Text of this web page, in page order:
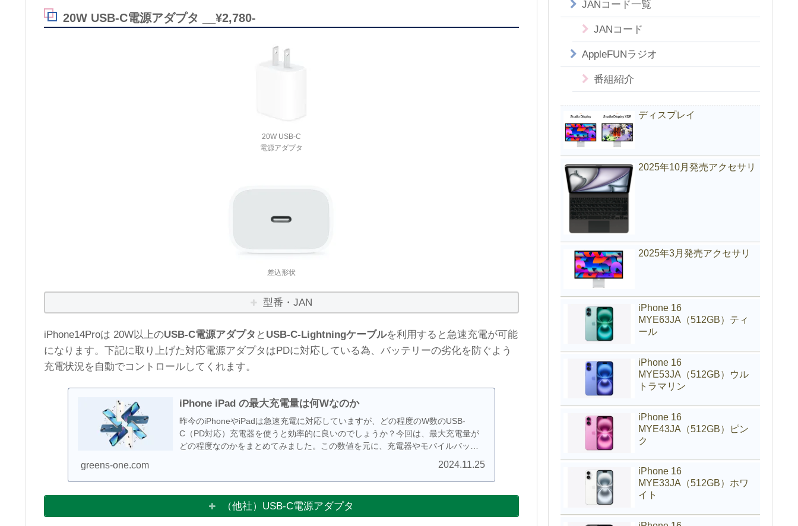
20W USB-C電源アダプタ __¥2,780-
20W USB-C
電源アダプタ
差込形状
型番・JAN
iPhone14Proは 20W以上のUSB-C電源アダプタ と USB-C-Lightningケーブルを利用すると急速充電が可能
になります。下記に取り上げた対応電源アダプタはPDに対応している為、バッテリーの劣化を防ぐよう
充電状況を自動でコントロールしてくれます。
iPhone iPad の最大充電量は何Wなのか
昨今のiPhoneやiPadは急速充電に対応していますが、どの程度のW数のUSB-
C（PD対応）充電器を使うと効率的に良いのでしょうか？今回は、最大充電量が
どの程度なのかをまとめてみました。この数値を元に、充電器やモバイルバッテ
greens-one.com 2024.11.25
（他社）USB-C電源アダプタ
JANコード一覧
JANコード
AppleFUNラジオ
番組紹介
ディスプレイ
2025年10月発売アクセサリ
2025年3月発売アクセサリ
iPhone 16
MYE63JA（512GB）ティ
ール
iPhone 16
MYE53JA（512GB）ウル
トラマリン
iPhone 16
MYE43JA（512GB）ピン
ク
iPhone 16
MYE33JA（512GB）ホワ
イト